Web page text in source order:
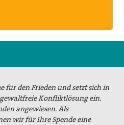
für den Frieden und setzt sich in
Konfliktlösung ein.
angewiesen. Als
wir für Ihre Spende eine